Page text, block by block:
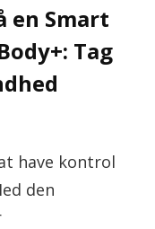
en Smart
Tag
have kontrol
den